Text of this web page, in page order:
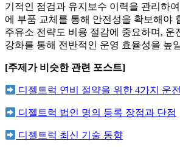
기적인 점검과 유지보수 이력을 관리하
에 부품 교체를 통해 안전성을 확보해야
주유소 전략도 비용 절감에 중요하며, 운
강화를 통해 전반적인 운영 효율성을 높
[주제가 비슷한 관련 포스트]
디젤트럭 연비 절약을 위한 4가지 운
디젤트럭 법인 명의 등록 장점과 단점
디젤트럭 최신 기술 동향